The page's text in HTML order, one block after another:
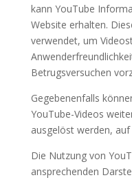
kann YouTube
Website erhalten.
verwendet, um
Betrugsversuchen
Gegebenenfalls
YouTube-Videos
ausgelöst werden,
Die Nutzung von
ansprechenden